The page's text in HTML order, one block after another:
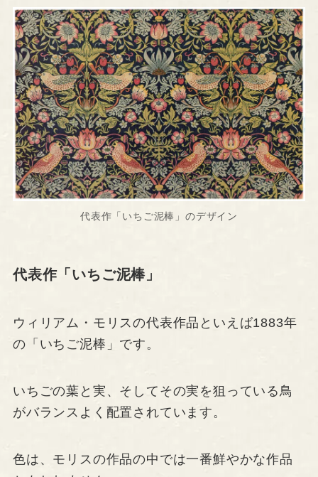
代表作「いちご泥棒」のデザイン
代表作「いちご泥棒」
ウィリアム・モリスの代表作品といえば1883年
の「いちご泥棒」です。
いちごの葉と実、そしてその実を狙っている鳥
がバランスよく配置されています。
色は、モリスの作品の中では一番鮮やかな作品